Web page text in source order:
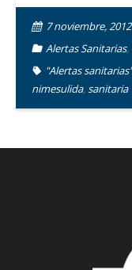
7 noviembre, 2012
Alertas Sanitarias,
"Alertas sanitarias"
nimesulida,sanitaria